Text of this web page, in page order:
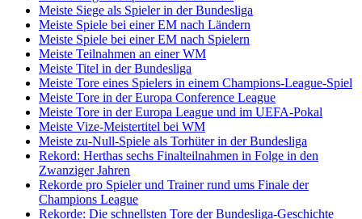
Meiste Siege als Spieler in der Bundesliga
Meiste Spiele bei einer EM nach Ländern
Meiste Spiele bei einer EM nach Spielern
Meiste Teilnahmen an einer WM
Meiste Titel in der Bundesliga
Meiste Tore eines Spielers in einem Champions-League-Spiel
Meiste Tore in der Europa Conference League
Meiste Tore in der Europa League und im UEFA-Pokal
Meiste Vize-Meistertitel bei WM
Meiste zu-Null-Spiele als Torhüter in der Bundesliga
Rekord: Herthas sechs Finalteilnahmen in Folge in den
Zwanziger Jahren
Rekorde pro Spieler und Trainer rund ums Finale der
Champions League
Rekorde: Die schnellsten Tore der Bundesliga-Geschichte